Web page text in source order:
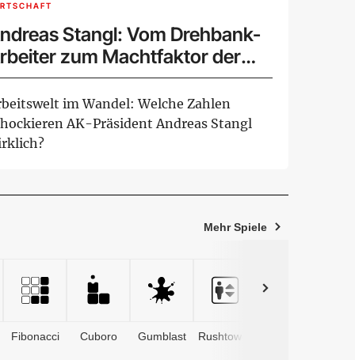
Stangl: Vom Drehbank-
zum Machtfaktor der
im Wandel: Welche Zahlen
AK-Präsident Andreas Stangl
Mehr Spiele
Fibonacci Cuboro Gumblast Rushtower